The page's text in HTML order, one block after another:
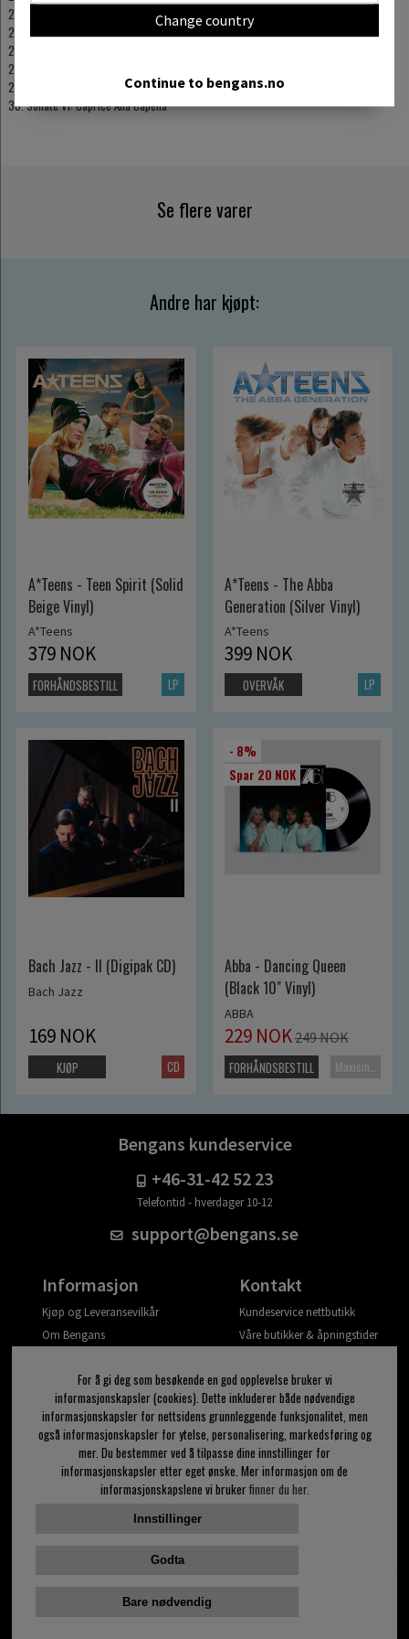
25. Sonate Iv: Gigue
26. Musette En Rondeau
27. Sonate Vi: Largo
28. Sonate Vi: Allegro En Rondeau
29. Sonate Vi: Premier Tambourin – 2D T
30. Sonate Vi: Caprice Alla Capella
Se flere varer
Andre har kjøpt:
A*Teens - Teen Spirit (Solid
Beige Vinyl)
A*Teens
379 NOK
LP
FORHÅNDSBESTILL
A*Teens - The Abba
Generation (Silver Vinyl)
A*Teens
399 NOK
LP
OVERVÅK
Bach Jazz - II (Digipak CD)
Bach Jazz
169 NOK
CD
KJØP
- 8%
Spar 20 NOK
Abba - Dancing Queen
(Black 10" Vinyl)
ABBA
229 NOK249 NOK
FORHÅNDSBESTILL
Bengans kundeservice
+46-31-42 52 23
Telefontid - hverdager 10-12
support@bengans.se
Informasjon
Kjøp og Leveransevilkår
Om Bengans
Kontakt
Kundeservice nettbutikk
Våre butikker & åpningstider
Logg ut
Jeg vil ha tips fra Bengans
OK
Innstillinger for nyhetsbrev
Change country
Continue to bengans.no
For å gi deg som besøkende en god opplevelse bruker vi
informasjonskapsler (cookies). Dette inkluderer både nødvendige
informasjonskapsler for nettsidens grunnleggende funksjonalitet, men
også informasjonskapsler for ytelse, personalisering, markedsføring og
mer. Du bestemmer ved å tilpasse dine innstillinger for
informasjonskapsler etter eget ønske. Mer informasjon om de
informasjonskapslene vi brukerfinner du her.
Innstillinger
Godta
Bare nødvendig